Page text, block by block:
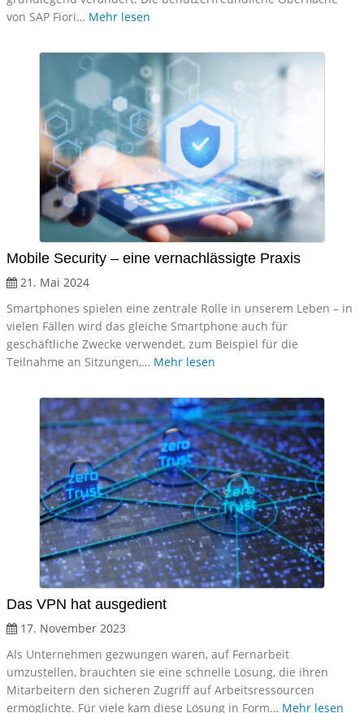
von SAP Fiori… Mehr lesen
Mobile Security – eine vernachlässigte Praxis
21. Mai 2024
Smartphones spielen eine zentrale Rolle in unserem Leben – in
vielen Fällen wird das gleiche Smartphone auch für
geschäftliche Zwecke verwendet, zum Beispiel für die
Teilnahme an Sitzungen,… Mehr lesen
Das VPN hat ausgedient
17. November 2023
Als Unternehmen gezwungen waren, auf Fernarbeit
umzustellen, brauchten sie eine schnelle Lösung, die ihren
Mitarbeitern den sicheren Zugriff auf Arbeitsressourcen
ermöglichte. Für viele kam diese Lösung in Form… Mehr lesen